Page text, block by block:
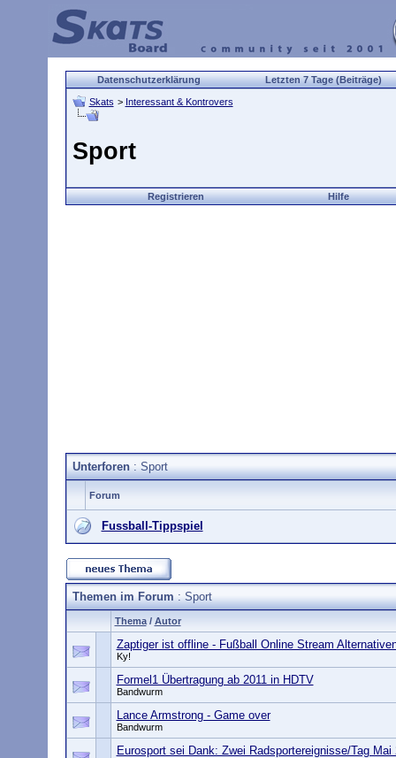
Datenschutzerklärung Letzten 7 Tage (Beiträge)
Skats > Interessant & Kontrovers
Sport
Registrieren Hilfe
Unterforen: Sport
Forum
Fussball-Tippspiel
Themen im Forum: Sport
Thema/ Autor
Zaptiger ist offline - Fußball Online Stream
Ky!
Formel1 Übertragung ab 2011 in HDTV
Bandwurm
Lance Armstrong - Game over
Bandwurm
Eurosport sei Dank: Zwei Radsportereignisse/Tag Mai